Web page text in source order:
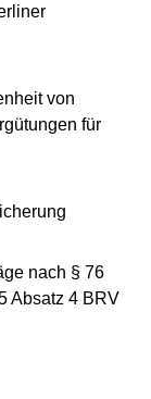
von
für
nach § 76
Absatz 4 BRV